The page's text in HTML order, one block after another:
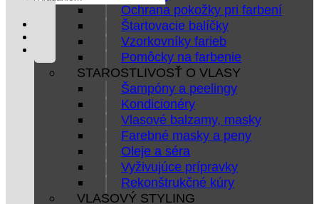
Ochrana pokožky pri farbení
Štartovacie balíčky
Vzorkovníky farieb
Pomôcky na farbenie
STAROSTLIVOSŤ O VLASY
Šampóny a peelingy
Kondicionéry
Vlasové balzamy, masky
Farebné masky a peny
Oleje a séra
Vyživujúce prípravky
Rekonštrukčné kúry
VLASOVÝ STYLING